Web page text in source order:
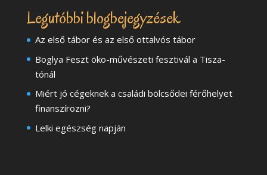
Legutóbbi blogbejegyzések
Az első tábor és az első ottalvós tábor
Boglya Feszt öko-művészeti fesztivál a Tisza-
tónál
Miért jó cégeknek a családi bölcsődei férőhelyet
finanszírozni?
Lelki egészség napján